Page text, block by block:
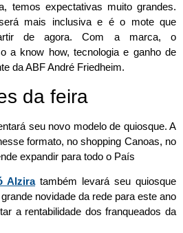
temos expectativas muito grandes.
mais inclusiva e é o mote que
de agora. Com a marca, o
a know how, tecnologia e ganho de
da ABF André Friedheim.
da feira
seu novo modelo de quiosque. A
formato, no shopping Canoas, no
expandir para todo o País
Alziratambém levará seu quiosque
novidade da rede para este ano
a rentabilidade dos franqueados da